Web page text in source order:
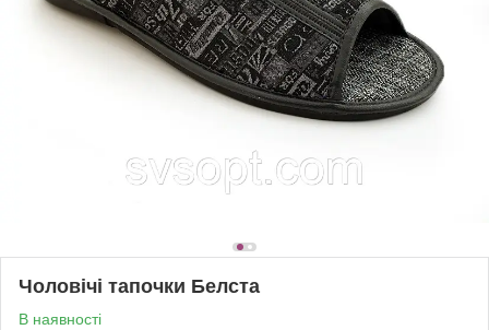
Чоловічі тапочки Белста
В наявності